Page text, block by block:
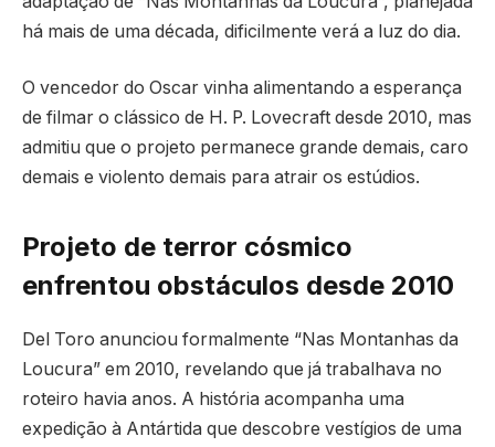
há mais de uma década, dificilmente verá a luz do dia.
O vencedor do Oscar vinha alimentando a esperança
de filmar o clássico de H. P. Lovecraft desde 2010, mas
admitiu que o projeto permanece grande demais, caro
demais e violento demais para atrair os estúdios.
Projeto de terror cósmico
enfrentou obstáculos desde 2010
Del Toro anunciou formalmente “Nas Montanhas da
Loucura” em 2010, revelando que já trabalhava no
roteiro havia anos. A história acompanha uma
expedição à Antártida que descobre vestígios de uma